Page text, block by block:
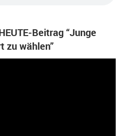
Beitrag “Junge
zu wählen”